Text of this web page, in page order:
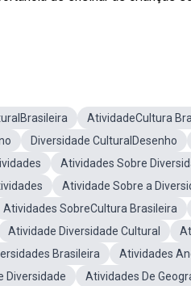
AtividadeCultura
Diversidade CulturalDesenho
Atividades Sobre
Atividade Sobre a
Atividades SobreCultura Brasileira
Atividade Diversidade Cultural
Brasileira
Atividades
Diversidade
Atividades De